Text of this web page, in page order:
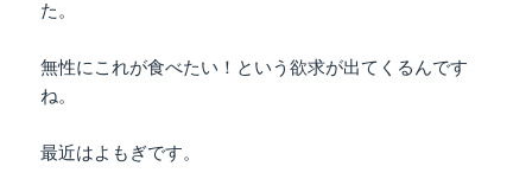
た。
無性にこれが食べたい！という欲求が出てくるんです
ね。
最近はよもぎです。